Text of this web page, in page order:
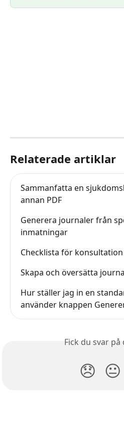
Relaterade artiklar
Sammanfatta en
annan PDF
Generera journaler från
inmatningar
Checklista för konsultation
Skapa och översätta
Hur ställer jag in en
använder knappen
Fick du svar på
😞 😐